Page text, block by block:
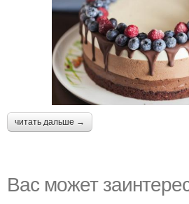
читать дальше →
Вас может